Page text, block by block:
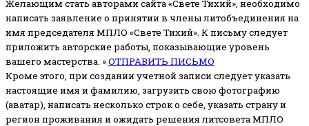
Желающим стать авторами сайта «Свете Тихий», необходимо
написать заявление о принятии в члены литобъединения на
имя председателя МПЛО «Свете Тихий». К письму следует
приложить авторские работы, показывающие уровень
вашего мастерства. »ОТПРАВИТЬ ПИСЬМО
Кроме этого, при создании учетной записи следует указать
настоящие имя и фамилию, загрузить свою фотографию
(аватар), написать несколько строк о себе, указать страну и
регион проживания и ожидать решения литсовета МПЛО